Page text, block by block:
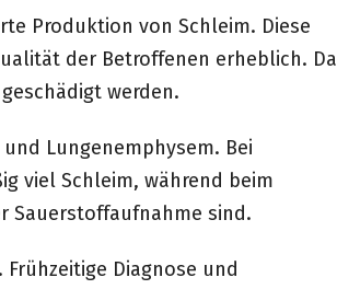
Produktion von Schleim. Diese
der Betroffenen erheblich. Da
werden.
Lungenemphysem. Bei
viel Schleim, während beim
Sauerstoffaufnahme sind.
Diagnose und